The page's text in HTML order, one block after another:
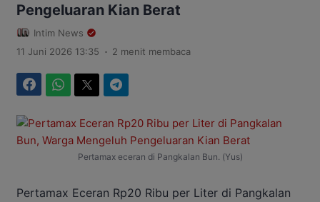
Pengeluaran Kian Berat
Intim News
11 Juni 2026 13:35 . 2 menit membaca
Pertamax eceran di Pangkalan Bun. (Yus)
Pertamax Eceran Rp20 Ribu per Liter di Pangkalan